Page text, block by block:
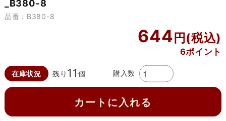
_B380-8
品番：B380-8
644
6ポイント
在庫状況 残り 11 個 購入数
カートに入れる